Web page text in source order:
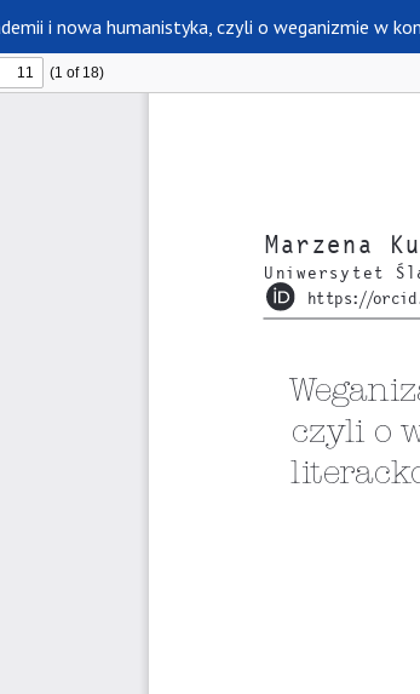
i nowa humanistyka, czyli o weganizmie w